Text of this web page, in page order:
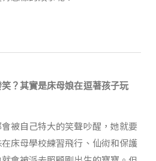
？其實是床母娘在逗著孩子玩
被自己特大的笑聲吵醒，她就要
床母學校練習飛行、仙術和保護